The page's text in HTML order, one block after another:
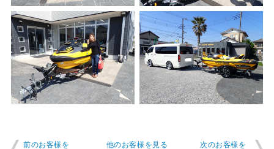
前のお客様を
他のお客様を見る
次のお客様を